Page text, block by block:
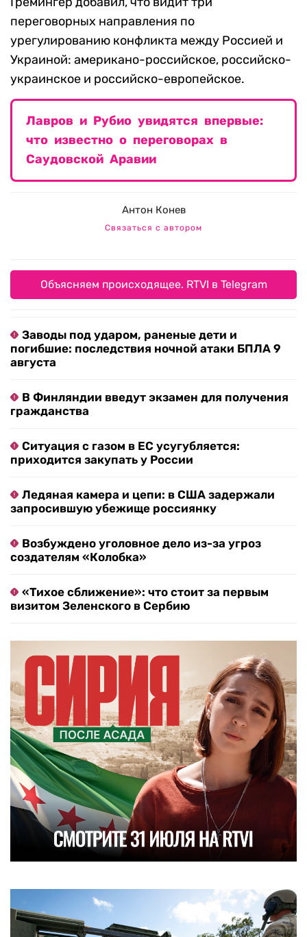
переговорных направления по
урегулированию конфликта между Россией и
Украиной: американо-российское, российско-
украинское и российско-европейское.
Лавров и Рубио увидятся впервые:
что известно о переговорах в
Саудовской Аравии
Антон Конев
Связаться с автором
Объясняем происходящее. RTVI в Telegram
Заводы под ударом, раненые дети и
погибшие: последствия ночной атаки БПЛА 9
августа
В Финляндии введут экзамен для получения
гражданства
Ситуация с газом в ЕС усугубляется:
приходится закупать у России
Ледяная камера и цепи: в США задержали
запросившую убежище россиянку
Возбуждено уголовное дело из-за угроз
создателям «Колобка»
«Тихое сближение»: что стоит за первым
визитом Зеленского в Сербию